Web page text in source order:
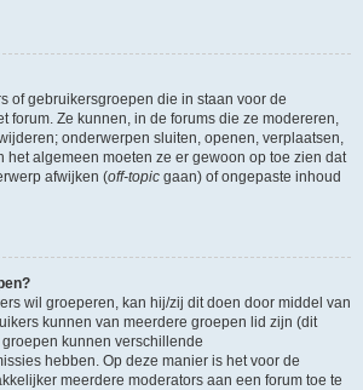
of gebruikersgroepen die in staan voor de
forum. Ze kunnen, in de forums die ze modereren,
onderwerpen sluiten, openen, verplaatsen,
het algemeen moeten ze er gewoon op toe zien dat
afwijken (off-topic gaan) of ongepaste inhoud
wil groeperen, kan hij/zij dit doen door middel van
kunnen van meerdere groepen lid zijn (dit
kunnen verschillende
hebben. Op deze manier is het voor de
meerdere moderators aan een forum toe te